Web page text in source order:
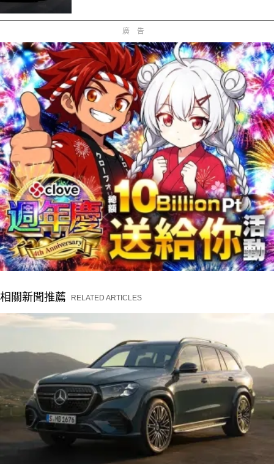
廣告
相關新聞推薦 RELATED ARTICLES